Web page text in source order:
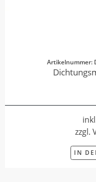
Artikelnummer:
zzgl.
IN